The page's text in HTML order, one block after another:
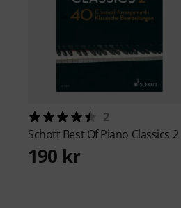
2
Schott Best Of Piano Classics 2
190 kr